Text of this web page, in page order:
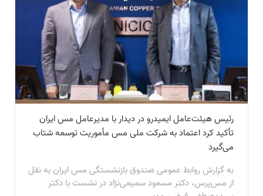
رئیس هیئت‌عامل ایمیدرو در دیدار با مدیرعامل مس ایران
تأکید کرد اعتماد به شرکت ملی مس مأموریت توسعه شتاب
می‌گیرد
به گزارش روابط عمومی صندوق بازنشستگی مس ایران به نقل
از مس‌پرس، دکتر مسعود سمیعی‌نژاد در نشست با دکتر